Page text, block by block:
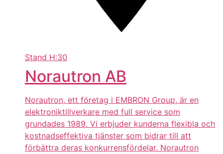
Stand H:30
Norautron AB
Norautron, ett företag i EMBRON Group, är en
elektroniktillverkare med full service som
grundades 1989. Vi erbjuder kunderna flexibla och
kostnadseffektiva tjänster som bidrar till att
förbättra deras konkurrensfördelar. Norautron